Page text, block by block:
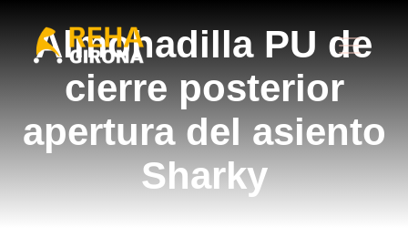
Almohadilla PU de
cierre posterior
apertura del asiento
Sharky